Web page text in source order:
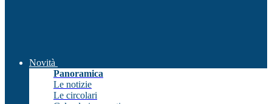
Novità
Panoramica
Le notizie
Le circolari